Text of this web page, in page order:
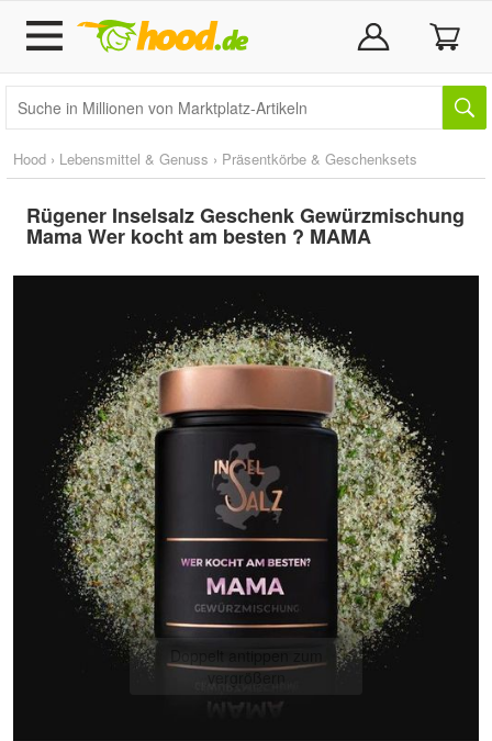
Hood › Lebensmittel & Genuss › Präsentkörbe & Geschenksets
Rügener Inselsalz Geschenk Gewürzmischung
Mama Wer kocht am besten ? MAMA
Doppelt antippen zum
vergrößern